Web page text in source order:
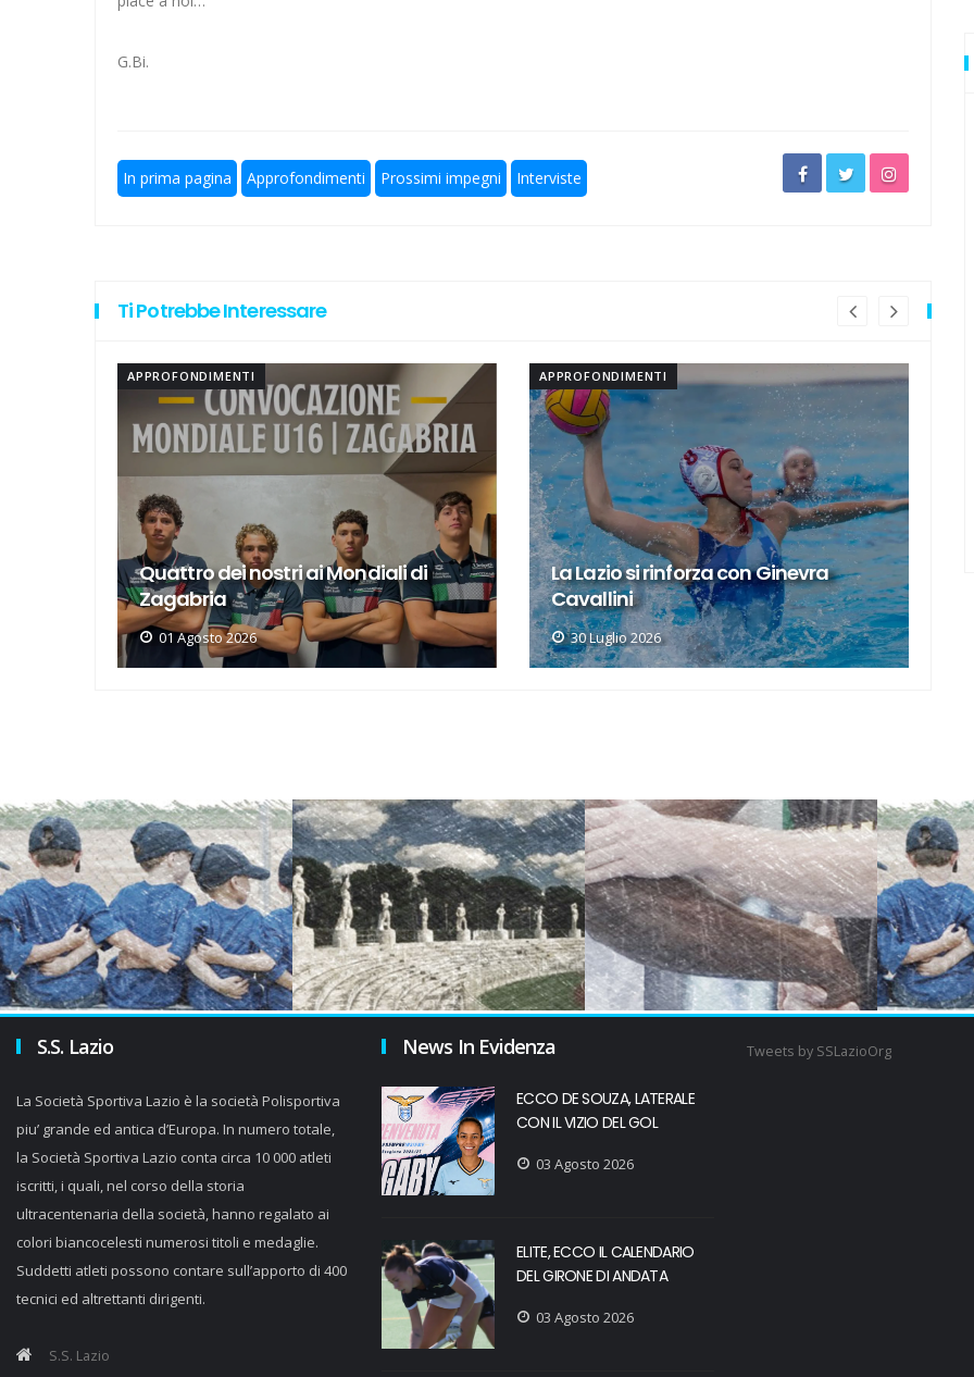
Calcio a 5 femminile, ecco le 11 rivali della Lazio
G.Bi.
In prima pagina Approfondimenti Prossimi impegni Interviste
Ti Potrebbe Interessare
APPROFONDIMENTI
La Lazio si rinforza con Ginevra
Cavallini
30 Luglio 2026
APPROFONDIMENTI
Ecco le rivali che ci aspettano in A1
27 Luglio 2026
S.S. Lazio
La Società Sportiva Lazio è la società Polisportiva
piu’ grande ed antica d’Europa. In numero totale,
la Società Sportiva Lazio conta circa 10 000 atleti
iscritti, i quali, nel corso della storia
ultracentenaria della società, hanno regalato ai
colori biancocelesti numerosi titoli e medaglie.
Suddetti atleti possono contare sull’apporto di 400
tecnici ed altrettanti dirigenti.
S.S. Lazio
News In Evidenza
ECCO DE SOUZA, LATERALE
CON IL VIZIO DEL GOL
03 Agosto 2026
ELITE, ECCO IL CALENDARIO
DEL GIRONE DI ANDATA
03 Agosto 2026
Tweets by SSLazioOrg